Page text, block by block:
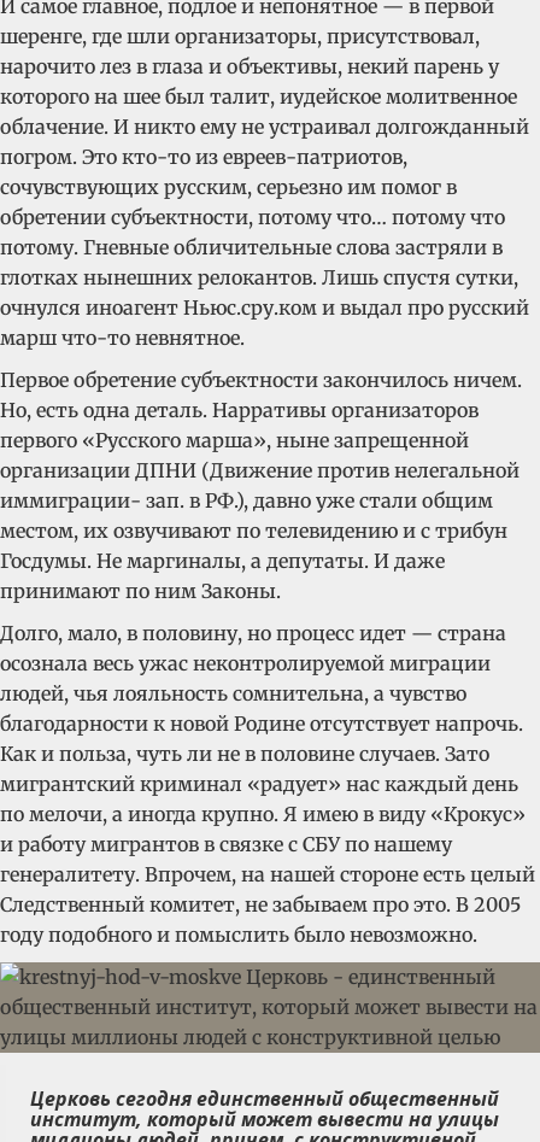
И самое главное, подлое и непонятное — в первой
шеренге, где шли организаторы, присутствовал,
нарочито лез в глаза и объективы, некий парень у
которого на шее был талит, иудейское молитвенное
облачение. И никто ему не устраивал долгожданный
погром. Это кто-то из евреев-патриотов,
сочувствующих русским, серьезно им помог в
обретении субъектности, потому что… потому что
потому. Гневные обличительные слова застряли в
глотках нынешних релокантов. Лишь спустя сутки,
очнулся иноагент Ньюс.сру.ком и выдал про русский
марш что-то невнятное.
Первое обретение субъектности закончилось ничем.
Но, есть одна деталь. Нарративы организаторов
первого «Русского марша», ныне запрещенной
организации ДПНИ (Движение против нелегальной
иммиграции- зап. в РФ.), давно уже стали общим
местом, их озвучивают по телевидению и с трибун
Госдумы. Не маргиналы, а депутаты. И даже
принимают по ним Законы.
Долго, мало, в половину, но процесс идет — страна
осознала весь ужас неконтролируемой миграции
людей, чья лояльность сомнительна, а чувство
благодарности к новой Родине отсутствует напрочь.
Как и польза, чуть ли не в половине случаев. Зато
мигрантский криминал «радует» нас каждый день
по мелочи, а иногда крупно. Я имею в виду «Крокус»
и работу мигрантов в связке с СБУ по нашему
генералитету. Впрочем, на нашей стороне есть целый
Следственный комитет, не забываем про это. В 2005
году подобного и помыслить было невозможно.
Церковь сегодня единственный общественный
институт, который может вывести на улицы